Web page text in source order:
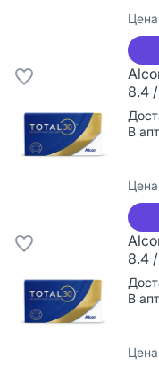
Цена
8.4
В
Цена
8.4
В
Цена